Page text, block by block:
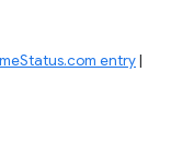
entry|